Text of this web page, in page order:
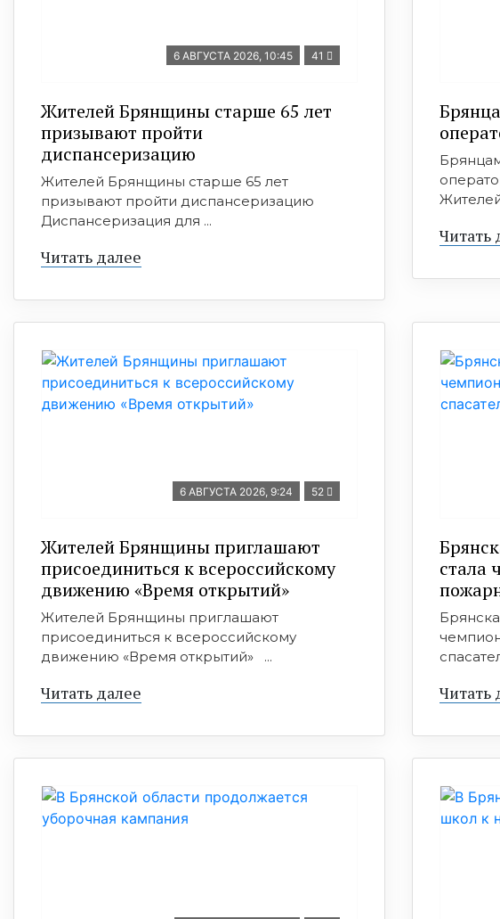
6 АВГУСТА 2026, 10:45 41
Жителей Брянщины старше 65 лет
призывают пройти
диспансеризацию
Жителей Брянщины старше 65 лет
призывают пройти диспансеризацию
Диспансеризация для ...
Читать далее
Читать
6 АВГУСТА 2026, 9:24 52
Жителей Брянщины приглашают
присоединиться к всероссийскому
движению «Время открытий»
Жителей Брянщины приглашают
присоединиться к всероссийскому
движению «Время открытий» ...
Читать далее
стала
Читать